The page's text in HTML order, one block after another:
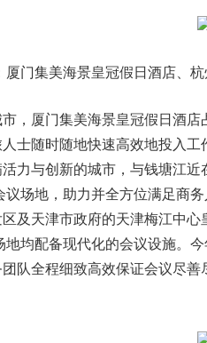
厦门集美海景皇冠假日酒店、
， 厦门集美海景皇冠假日酒店
士随时随地快速高效地投入
力与创新的城市，与钱塘江近
场地，助力并全方位满足商
及天津市政府的天津梅江中心
均配备现代化的会议设施。
队全程细致高效保证会议尽